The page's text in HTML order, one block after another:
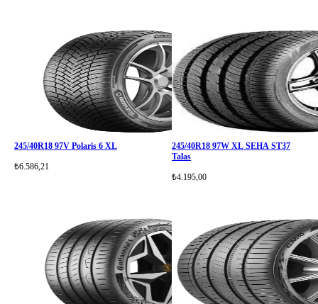
245/40R18 97V Polaris 6 XL
₺6.586,21
245/40R18 97W XL SEHA ST37
Talas
₺4.195,00